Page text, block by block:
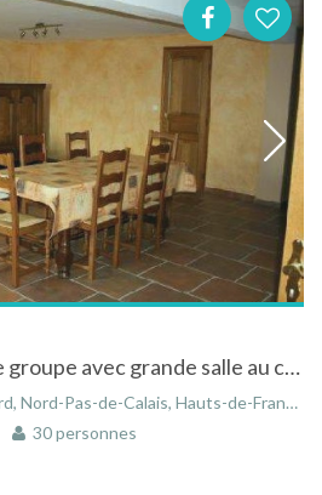
Locations d'un gîte de groupe avec grande salle au coeur de la forêt de Nieppe
Pas-de-Calais, Hauts-de-France, France
30 personnes